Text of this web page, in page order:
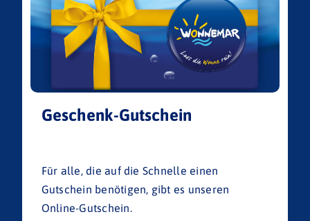
Geschenk-Gutschein
Für alle, die auf die Schnelle einen
Gutschein benötigen, gibt es unseren
Online-Gutschein.